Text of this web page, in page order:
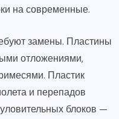
на современные.
замены. Пластины
отложениями,
Пластик
и перепадов
блоков —